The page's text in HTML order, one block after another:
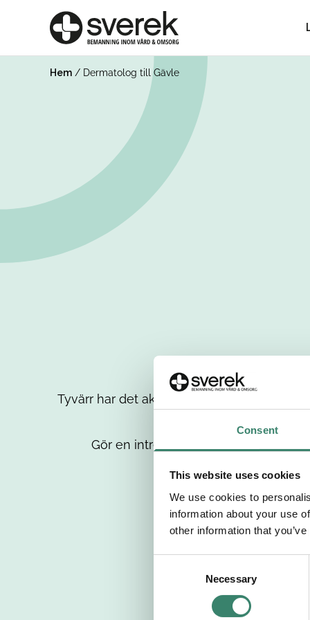
Consent
This website uses cookies
We use cookies to
information about your use
other information that
Necessary
Hem / Dermatolog till Gävle
Tyvärr har det aktuella jobbet tagits bort
Gör en intresseanmälan så